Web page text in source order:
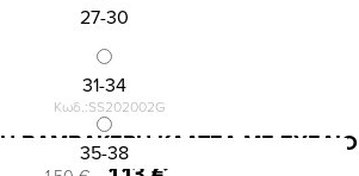
27-30
31-34
35-38
Κωδ.:SS202002G
ΒΑΜΒΑΚΕΡΗ ΚΑΛΤΣΑ ΜΕ ΣΧΕΔΙΟ